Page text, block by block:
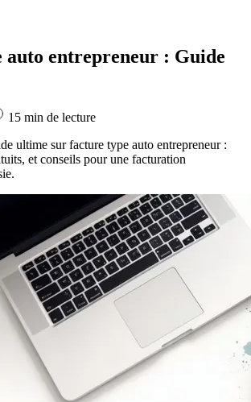
auto entrepreneur : Guide
15 min de lecture
ultime sur facture type auto entrepreneur :
et conseils pour une facturation